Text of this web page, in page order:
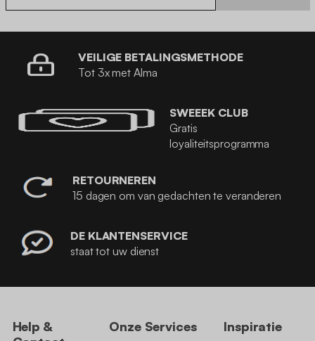
VEILIGE BETALINGSMETHODE
Tot 3x met Alma
SWEEEK CLUB
Gratis
loyaliteitsprogramma
RETOURNEREN
15 dagen om van gedachten te veranderen
DE KLANTENSERVICE
staat tot uw dienst
Help &
Onze Services Inspiratie